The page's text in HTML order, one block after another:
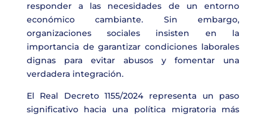
responder a las necesidades de un entorno
económico cambiante. Sin embargo,
organizaciones sociales insisten en la
importancia de garantizar condiciones laborales
dignas para evitar abusos y fomentar una
verdadera integración.
El Real Decreto 1155/2024 representa un paso
significativo hacia una política migratoria más